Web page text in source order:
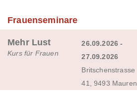
Frauenseminare
Mehr Lust
Kurs für Frauen
26.09.2026 -
27.09.2026
Britschenstrasse
41, 9493 Mauren